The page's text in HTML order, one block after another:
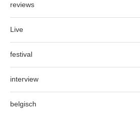
reviews
Live
festival
interview
belgisch